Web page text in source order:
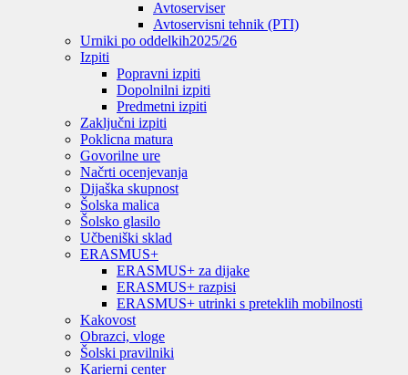
Avtoserviser
Avtoservisni tehnik (PTI)
Urniki po oddelkih2025/26
Izpiti
Popravni izpiti
Dopolnilni izpiti
Predmetni izpiti
Zaključni izpiti
Poklicna matura
Govorilne ure
Načrti ocenjevanja
Dijaška skupnost
Šolska malica
Šolsko glasilo
Učbeniški sklad
ERASMUS+
ERASMUS+ za dijake
ERASMUS+ razpisi
ERASMUS+ utrinki s preteklih mobilnosti
Kakovost
Obrazci, vloge
Šolski pravilniki
Karierni center